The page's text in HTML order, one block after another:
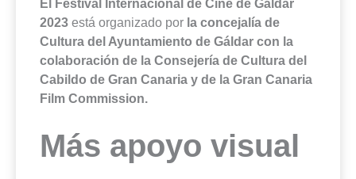
2023 está organizado por la concejalía de
Cultura del Ayuntamiento de Gáldar con la
colaboración de la Consejería de Cultura del
Cabildo de Gran Canaria y de la Gran Canaria
Film Commission.
Más apoyo visual